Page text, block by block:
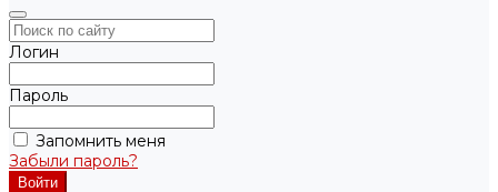
Логин
Пароль
Запомнить меня
Забыли пароль?